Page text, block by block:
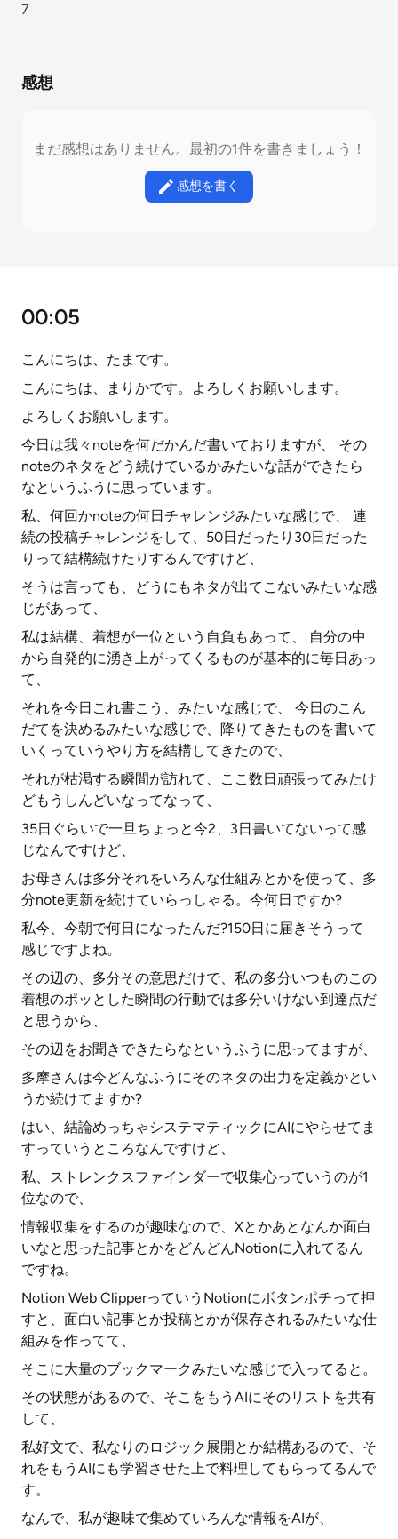
7
感想
まだ感想はありません。最初の1件を書きましょう！
感想を書く
00:05
こんにちは、たまです。
こんにちは、まりかです。よろしくお願いします。
よろしくお願いします。
今日は我々noteを何だかんだ書いておりますが、 その
noteのネタをどう続けているかみたいな話ができたら
なというふうに思っています。
私、何回かnoteの何日チャレンジみたいな感じで、 連
続の投稿チャレンジをして、50日だったり30日だった
りって結構続けたりするんですけど、
そうは言っても、どうにもネタが出てこないみたいな感
じがあって、
私は結構、着想が一位という自負もあって、 自分の中
から自発的に湧き上がってくるものが基本的に毎日あっ
て、
それを今日これ書こう、みたいな感じで、 今日のこん
だてを決めるみたいな感じで、降りてきたものを書いて
いくっていうやり方を結構してきたので、
それが枯渇する瞬間が訪れて、ここ数日頑張ってみたけ
どもうしんどいなってなって、
35日ぐらいで一旦ちょっと今2、3日書いてないって感
じなんですけど、
お母さんは多分それをいろんな仕組みとかを使って、多
分note更新を続けていらっしゃる。今何日ですか?
私今、今朝で何日になったんだ?150日に届きそうって
感じですよね。
その辺の、多分その意思だけで、私の多分いつものこの
着想のポッとした瞬間の行動では多分いけない到達点だ
と思うから、
その辺をお聞きできたらなというふうに思ってますが、
多摩さんは今どんなふうにそのネタの出力を定義かとい
うか続けてますか?
はい、結論めっちゃシステマティックにAIにやらせてま
すっていうところなんですけど、
私、ストレンクスファインダーで収集心っていうのが1
位なので、
情報収集をするのが趣味なので、Xとかあとなんか面白
いなと思った記事とかをどんどんNotionに入れてるん
ですね。
Notion Web ClipperっていうNotionにボタンポチって押
すと、面白い記事とか投稿とかが保存されるみたいな仕
組みを作ってて、
そこに大量のブックマークみたいな感じで入ってると。
その状態があるので、そこをもうAIにそのリストを共有
して、
私好文で、私なりのロジック展開とか結構あるので、そ
れをもうAIにも学習させた上で料理してもらってるんで
す。
なんで、私が趣味で集めていろんな情報をAIが、